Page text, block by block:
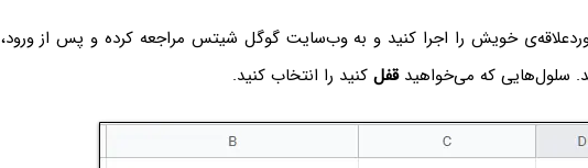
موردعلاقه‌ی خویش را اجرا کنید و به وب‌سایت گوگل شیتس مراجعه کرده و پس از ورود،
سلول‌هایی که می‌خواهیدقفل کنید را انتخاب کنید.